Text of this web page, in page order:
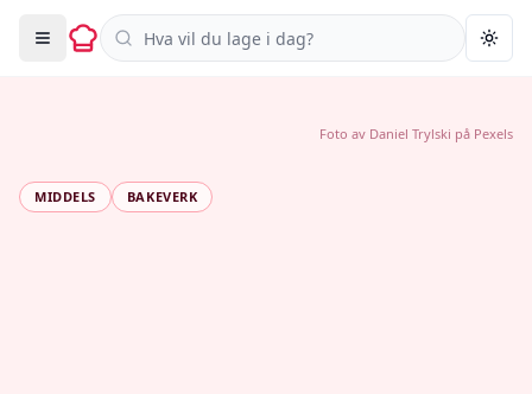
Søk i oppskrifter
MIDDELS BAKEVERK
Foto av Daniel Trylski på Pexels